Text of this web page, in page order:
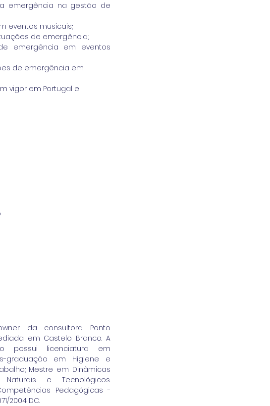
emergência na gestão de
eventos musicais;
de emergência;
emergência em eventos
de emergência em
vigor em Portugal e
da consultora Ponto
em Castelo Branco. A
possui licenciatura em
graduação em Higiene e
Mestre em Dinâmicas
Naturais e Tecnológicos.
Pedagógicas -
2004 DC.